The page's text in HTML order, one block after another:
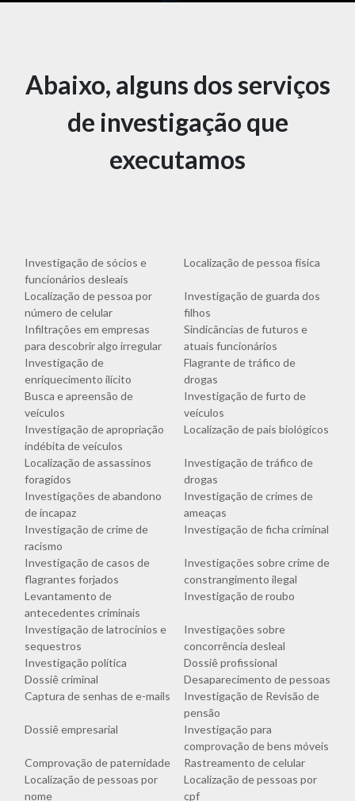
Abaixo, alguns dos serviços
de investigação que
executamos
Investigação de sócios e
funcionários desleais
Localização de pessoa física
Localização de pessoa por
número de celular
Investigação de guarda dos
filhos
Infiltrações em empresas
para descobrir algo irregular
Sindicâncias de futuros e
atuais funcionários
Investigação de
enriquecimento ilícito
Flagrante de tráfico de
drogas
Busca e apreensão de
veículos
Investigação de furto de
veículos
Investigação de apropriação
indébita de veículos
Localização de pais biológicos
Localização de assassinos
foragidos
Investigação de tráfico de
drogas
Investigações de abandono
de incapaz
Investigação de crimes de
ameaças
Investigação de crime de
racismo
Investigação de ficha criminal
Investigação de casos de
flagrantes forjados
Investigações sobre crime de
constrangimento ilegal
Levantamento de
antecedentes criminais
Investigação de roubo
Investigação de latrocínios e
sequestros
Investigações sobre
concorrência desleal
Investigação política
Dossiê profissional
Dossiê criminal
Desaparecimento de pessoas
Captura de senhas de e-mails
Investigação de Revisão de
pensão
Dossiê empresarial
Investigação para
comprovação de bens móveis
Comprovação de paternidade
Rastreamento de celular
Localização de pessoas por
nome
Localização de pessoas por
cpf